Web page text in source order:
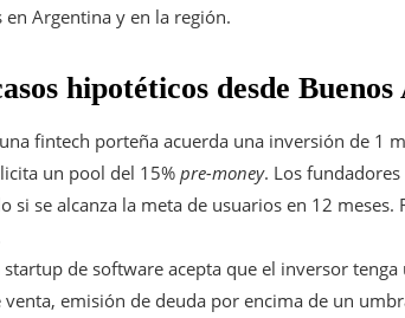
en Argentina y en la región.
hipotéticos desde Buenos
una fintech porteña acuerda una inversión de 1
un pool del 15% pre-money. Los
si se alcanza la meta de usuarios en 12
startup de software acepta que el inversor
emisión de deuda por encima de un